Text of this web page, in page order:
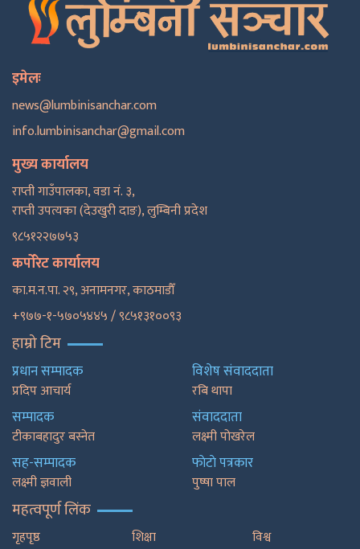
इमेलः
news@lumbinisanchar.com
info.lumbinisanchar@gmail.com
मुख्य कार्यालय
राप्ती गाउँपालका, वडा नं. ३,
राप्ती उपत्यका (देउखुरी दाङ), लुम्बिनी प्रदेश
९८५१२२७७५३
कर्पोरेट कार्यालय
का.म.न.पा. २९, अनामनगर, काठमाडाैँ
+९७७-१-५७०५४४५ / ९८५१३१००९३
हाम्रो टिम
प्रधान सम्पादक
प्रदिप आचार्य
सम्पादक
टीकाबहादुर बस्नेत
सह-सम्पादक
लक्ष्मी ज्ञवाली
विशेष संवाददाता
रबि थापा
संवाददाता
लक्ष्मी पोखरेल
फाेटाे पत्रकार
पुष्षा पाल
महत्वपूर्ण लिंक
गृहपृष्ठ शिक्षा विश्व